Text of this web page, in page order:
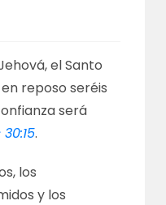
el Santo
reposo seréis
será
.
los
y los